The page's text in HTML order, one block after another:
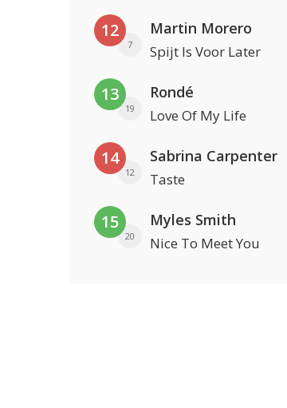
12
7
Martin Morero
Spijt Is Voor Later
13
19
Rondé
Love Of My Life
14
12
Sabrina Carpenter
Taste
15
20
Myles Smith
Nice To Meet You